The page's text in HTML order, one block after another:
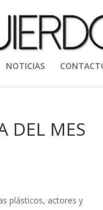
NOTICIAS
DEL MES
plásticos, actores y